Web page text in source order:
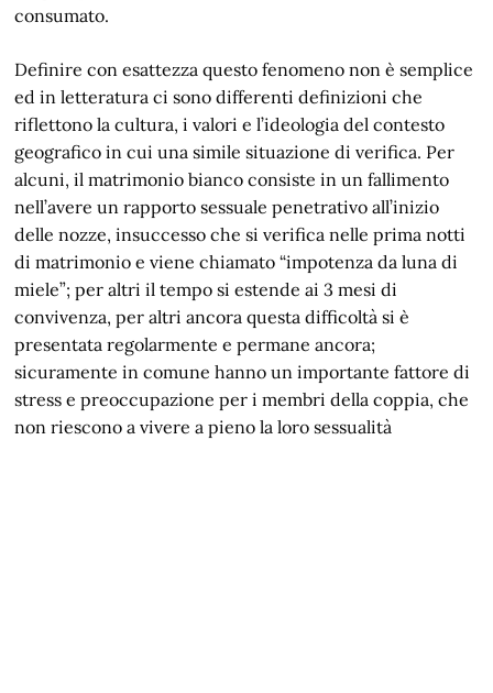
consumato.
Definire con esattezza questo fenomeno non è semplice
ed in letteratura ci sono differenti definizioni che
riflettono la cultura, i valori e l’ideologia del contesto
geografico in cui una simile situazione di verifica. Per
alcuni, il matrimonio bianco consiste in un fallimento
nell’avere un rapporto sessuale penetrativo all’inizio
delle nozze, insuccesso che si verifica nelle prima notti
di matrimonio e viene chiamato “impotenza da luna di
miele”; per altri il tempo si estende ai 3 mesi di
convivenza, per altri ancora questa difficoltà si è
presentata regolarmente e permane ancora;
sicuramente in comune hanno un importante fattore di
stress e preoccupazione per i membri della coppia, che
non riescono a vivere a pieno la loro sessualità